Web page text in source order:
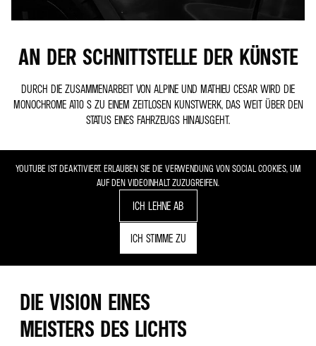
AN DER SCHNITTSTELLE DER KÜNSTE
DURCH DIE ZUSAMMENARBEIT VON ALPINE UND MATHIEU CESAR WIRD DIE
MONOCHROME A110 S ZU EINEM ZEITLOSEN KUNSTWERK, DAS WEIT ÜBER DEN
STATUS EINES FAHRZEUGS HINAUSGEHT.
YOUTUBE IST DEAKTIVIERT. ERLAUBEN SIE DIE VERWENDUNG VON SOCIAL COOKIES, UM
AUF DEN VIDEOINHALT ZUZUGREIFEN.
ICH LEHNE AB
ICH STIMME ZU
DIE VISION EINES
MEISTERS DES LICHTS